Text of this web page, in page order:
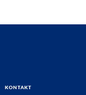
Kontakt